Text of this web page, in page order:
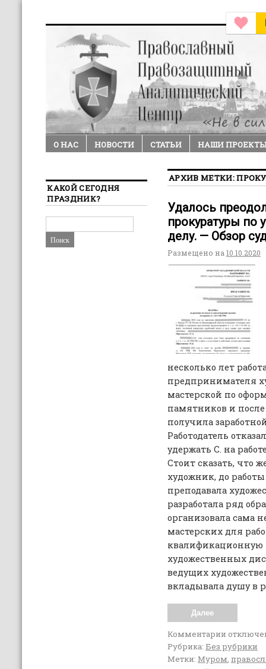
О НАС НОВОСТИ СТАТЬИ НАШИ
АРХИВ МЕТКИ:
Удалось
прокуратуры по
делу. — Обзор
Размещено на 10.10.2020
несколько лет
предпринимателя
мастерской по
памятников и
получила
Работодатель
удержать С. на
Стоит сказать, что
художник, до работы
преподавала
разработала ряд
организовала сама
мастерских для
квалификационную
художественных
ведущих
вкладывала душу в
Далее
Комментарии
Рубрика: Без рубрики
Метки: Муром,
КАКОЙ СЕГОДНЯ
ПРАЗДНИК?